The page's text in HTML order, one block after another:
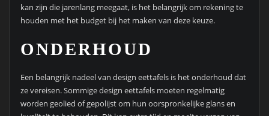
kan zijn die jarenlang meegaat, is het belangrijk om rekening te
houden met het budget bij het maken van deze keuze.
ONDERHOUD
Een belangrijk nadeel van design eettafels is het onderhoud dat
ze vereisen. Sommige design eettafels moeten regelmatig
worden geolied of gepolijst om hun oorspronkelijke glans en